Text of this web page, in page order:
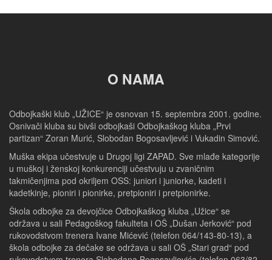
O NAMA
Odbojkaški klub „UŽICE“ je osnovan 15. septembra 2001. godine.
Osnivači kluba su bivši odbojkaši Odbojkaškog kluba „Prvi
partizan“ Zoran Murić, Slobodan Bogosavljević i Vukadin Simović.
Muška ekipa učestvuje u Drugoj ligi ZAPAD. Sve mlađe kategorije
u muškoj i ženskoj konkurenciji učestvuju u zvaničnim
takmičenjima pod okriljem OSS: juniori i juniorke, kadeti i
kadetkinje, pioniri i pionirke, pretpioniri i pretpionirke.
Škola odbojke za devojčice Odbojkaškog kluba „Užice“ se
održava u sali Pedagoškog fakulteta i OŠ „Dušan Jerković“ pod
rukovodstvom trenera Ivane Mićević (telefon 064/143-80-13), a
škola odbojke za dečake se održava u sali OŠ „Stari grad“ pod